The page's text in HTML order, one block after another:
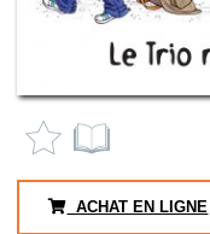
ACHAT EN LIGNE